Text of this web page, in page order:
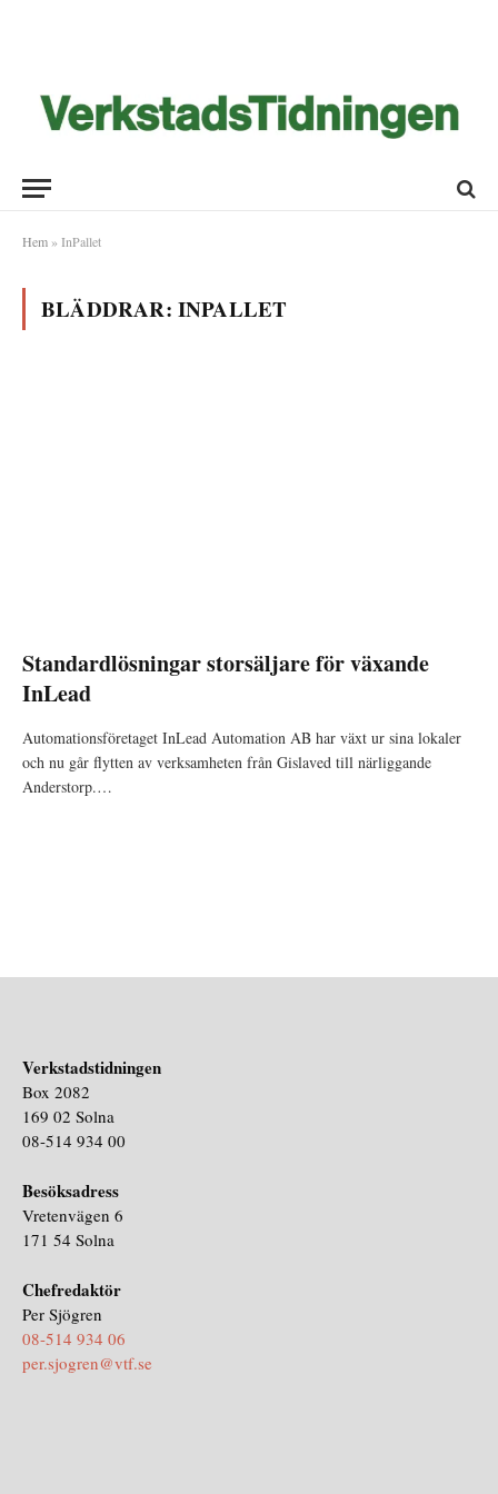
Hem » InPallet
BLÄDDRAR: INPALLET
Standardlösningar storsäljare för växande
InLead
Automationsföretaget InLead Automation AB har växt ur sina lokaler
och nu går flytten av verksamheten från Gislaved till närliggande
Anderstorp.…
Verkstadstidningen
Box 2082
169 02 Solna
08-514 934 00
Besöksadress
Vretenvägen 6
171 54 Solna
Chefredaktör
Per Sjögren
08-514 934 06
per.sjogren@vtf.se